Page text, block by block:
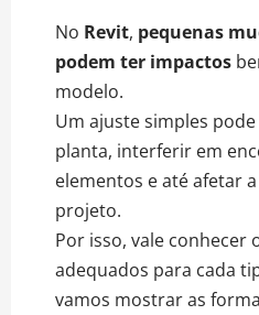
No Revit, pequenas
podem ter impactos
modelo.
Um ajuste simples
planta, interferir em
elementos e até afetar
projeto.
Por isso, vale conhecer
adequados para cada
vamos mostrar as